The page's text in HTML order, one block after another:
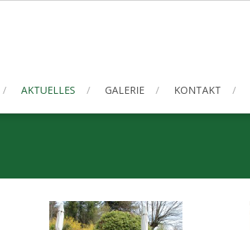
AKTUELLES GALERIE KONTAKT